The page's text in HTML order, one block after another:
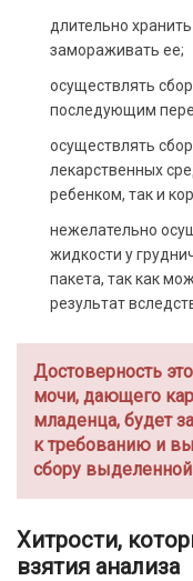
длительно
замораживать ее;
осуществлять
последующим
осуществлять
лекарственных
ребенком, так и
нежелательно
жидкости у
пакета, так как
результат
Достоверность
мочи, дающего
младенца, будет
к требованию и
сбору
Хитрости,
взятия анализа